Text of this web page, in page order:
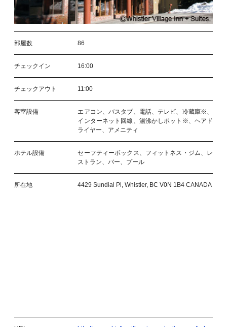
部屋数 86
チェックイン 16:00
チェックアウト 11:00
客室設備
エアコン、バスタブ、電話、テレビ、冷蔵庫※、
インターネット回線、湯沸かしポット※、ヘアド
ライヤー、アメニティ
ホテル設備
セーフティーボックス、フィットネス・ジム、レ
ストラン、バー、プール
所在地 4429 Sundial Pl, Whistler, BC V0N 1B4 CANADA